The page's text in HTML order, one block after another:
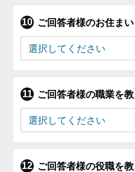
ご回答者様のお住ま
ご回答者様の職業を教
ご回答者様の役職を